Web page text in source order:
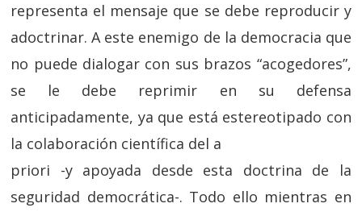
representa el mensaje que se debe reproducir y
adoctrinar. A este enemigo de la democracia que
no puede dialogar con sus brazos “acogedores”,
se le debe reprimir en su defensa
anticipadamente, ya que está estereotipado con
la colaboración científica del a
priori -y apoyada desde esta doctrina de la
seguridad democrática-. Todo ello mientras en